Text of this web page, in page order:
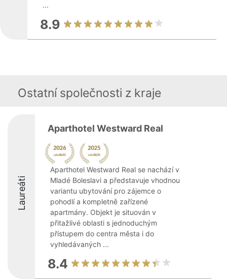
...
8.9
Ostatní společnosti z kraje
Laureáti
Aparthotel Westward Real
Aparthotel Westward Real se nachází v
Mladé Boleslavi a představuje vhodnou
variantu ubytování pro zájemce o
pohodlí a kompletně zařízené
apartmány. Objekt je situován v
přitažlivé oblasti s jednoduchým
přístupem do centra města i do
vyhledávaných ...
8.4